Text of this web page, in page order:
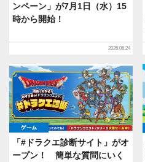
ンペーン」が7月1日（水）15
時から開始！
2026.06.24
ゲーム
「#ドラクエ診断サイト」がオ
ープン！ 簡単な質問にいく